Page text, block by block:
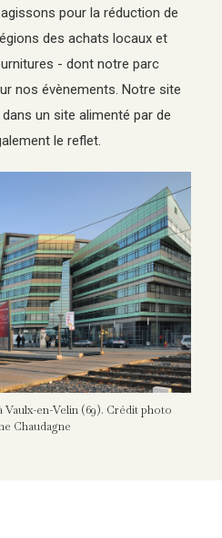
Vaulx-en-Velin (69). Crédit photo
Chaudagne
pour la réduction de
des achats locaux et
- dont notre parc
nos évènements. Notre site
un site alimenté par de
le reflet.